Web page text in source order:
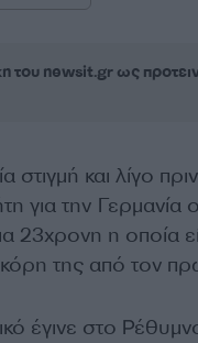
του newsit.gr ως
στιγμή και λίγο
για την Γερμανία
23χρονη η οποία
της από τον
έγινε στο